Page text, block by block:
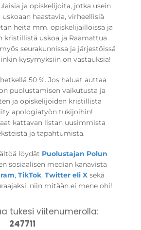
ja opiskelijoita, jotka usein
haastavia, virheellisiä
heitä mm. opiskelijailloissa ja
kristillistä uskoa ja Raamattua
seurakunnissa ja järjestöissä
kysymyksiin on vastauksia!
50 %. Jos haluat auttaa
puolustamisen vaikutusta ja
ja opiskelijoiden kristillistä
apologiatyön tukijoihin!
kattavan listan uusimmista
ja tapahtumista.
löydät Puolustajan Polun
sosiaalisen median kanavista
, TikTok, Twitter eli X sekä
niin mitään ei mene ohi!
tukesi viitenumerolla:
247711